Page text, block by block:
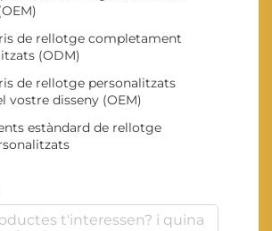
de rellotge completament
(ODM)
de rellotge personalitzats
vostre disseny (OEM)
estàndard de rellotge